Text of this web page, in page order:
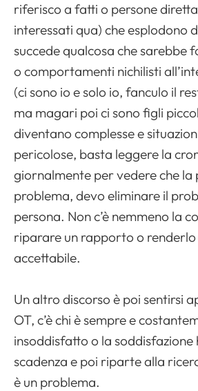
riferisco a fatti o persone
interessati qua) che esplodono
succede qualcosa che sarebbe
o comportamenti nichilisti
(ci sono io e solo io, fanculo il
ma magari poi ci sono figli
diventano complesse e
pericolose, basta leggere la
giornalmente per vedere che la
problema, devo eliminare il
persona. Non c’è nemmeno la
riparare un rapporto o
accettabile.
Un altro discorso è poi sentirsi
OT, c’è chi è sempre e
insoddisfatto o la soddisfazione
scadenza e poi riparte alla
è un problema.